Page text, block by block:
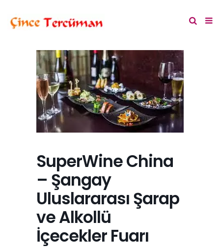
SuperWine China
– Şangay
Uluslararası Şarap
ve Alkollü
İçecekler Fuarı